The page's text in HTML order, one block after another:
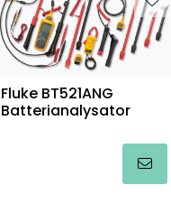
Fluke BT521ANG
Batterianalysator